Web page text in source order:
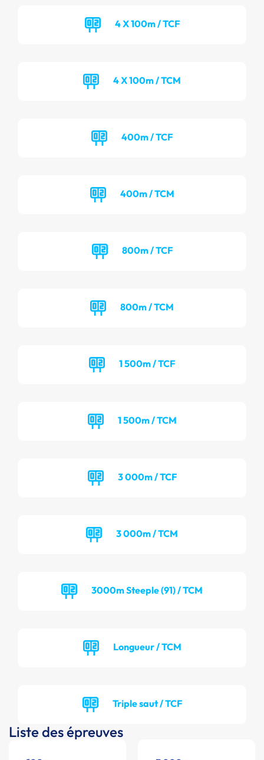
4 X 100m / TCF
4 X 100m / TCM
400m / TCF
400m / TCM
800m / TCF
800m / TCM
1 500m / TCF
1 500m / TCM
3 000m / TCF
3 000m / TCM
3000m Steeple (91) / TCM
Longueur / TCM
Triple saut / TCF
Liste des épreuves